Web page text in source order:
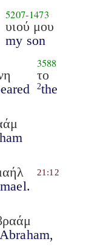
5207-1473
υιού μου
my son
3588
το
2the
21:12